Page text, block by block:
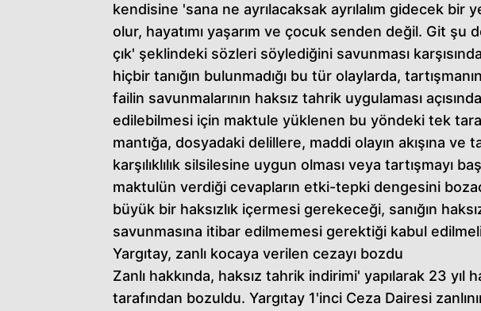
kendisine 'sana ne ayrılacaksak ayrılalım gidecek bir
olur, hayatımı yaşarım ve çocuk senden değil. Git şu
çık' şeklindeki sözleri söylediğini savunması
hiçbir tanığın bulunmadığı bu tür olaylarda,
failin savunmalarının haksız tahrik uygulaması
edilebilmesi için maktule yüklenen bu yöndeki tek
mantığa, dosyadaki delillere, maddi olayın akışına
karşılıklılık silsilesine uygun olması veya tartışmayı
maktulün verdiği cevapların etki-tepki dengesini
büyük bir haksızlık içermesi gerekeceği, sanığın
savunmasına itibar edilmemesi gerektiği kabul
Yargıtay, zanlı kocaya verilen cezayı bozdu
Zanlı hakkında, haksız tahrik indirimi' yapılarak 23 yıl
tarafından bozuldu. Yargıtay 1'inci Ceza Dairesi